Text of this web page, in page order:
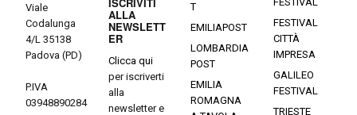
Viale
Codalunga
4/L 35138
Padova (PD)
P.IVA
03948890284
ALLA
NEWSLETT
ER
Clicca qui
per iscriverti
alla
newsletter e
T
EMILIAPOST
LOMBARDIA
POST
EMILIA
ROMAGNA
FESTIVAL
CITTÀ
IMPRESA
GALILEO
FESTIVAL
TRIESTE